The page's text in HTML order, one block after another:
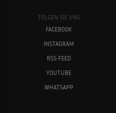
FOLGEN SIE UNS
FACEBOOK
INSTAGRAM
RSS-FEED
YOUTUBE
WHATSAPP